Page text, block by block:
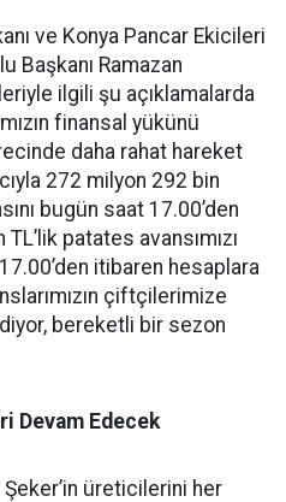
ve Konya Pancar Ekicileri
Başkanı Ramazan
ilgili şu açıklamalarda
finansal yükünü
daha rahat hareket
272 milyon 292 bin
bugün saat 17.00’den
patates avansımızı
itibaren hesaplara
çiftçilerimize
bereketli bir sezon
Devam Edecek
üreticilerini her